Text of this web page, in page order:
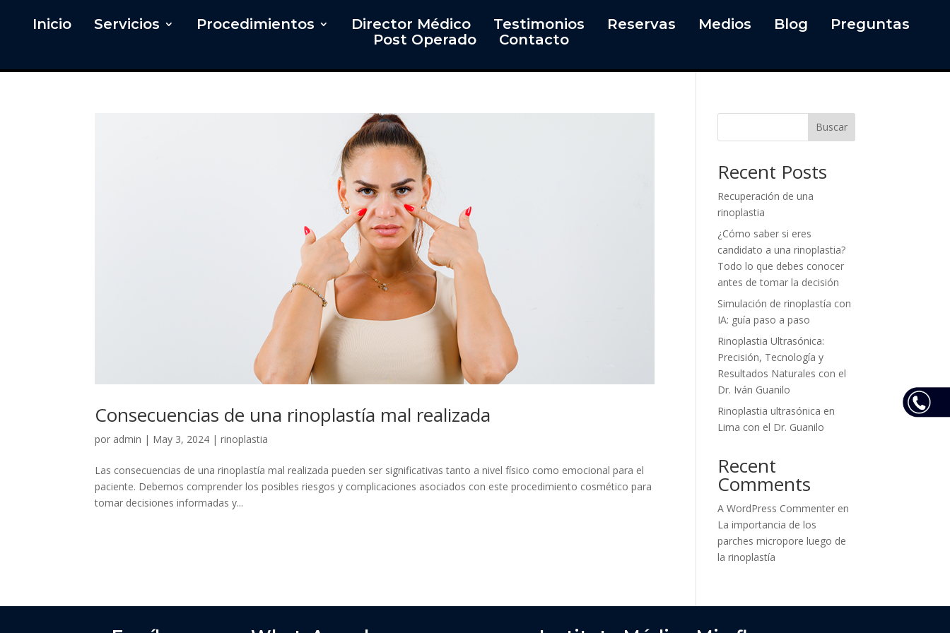
Inicio Servicios Procedimientos Director Médico Testimonios Reservas Medios Blog
Preguntas
Post Operado
Contacto
Consecuencias de una rinoplastía mal realizada
por admin | May 3, 2024 |rinoplastia
Las consecuencias de una rinoplastía mal realizada pueden ser significativas tanto a nivel físico como emocional para el
paciente. Debemos comprender los posibles riesgos y complicaciones asociados con este procedimiento cosmético para
tomar decisiones informadas y...
Buscar
Recent Posts
Recuperación de una
rinoplastia
¿Cómo saber si eres
candidato a una rinoplastia?
Todo lo que debes conocer
antes de tomar la decisión
Simulación de rinoplastía con
IA: guía paso a paso
Rinoplastia Ultrasónica:
Precisión, Tecnología y
Resultados Naturales con el
Dr. Iván Guanilo
Rinoplastia ultrasónica en
Lima con el Dr. Guanilo
Recent
Comments
A WordPress Commenter en
La importancia de los
parches micropore luego de
la rinoplastía